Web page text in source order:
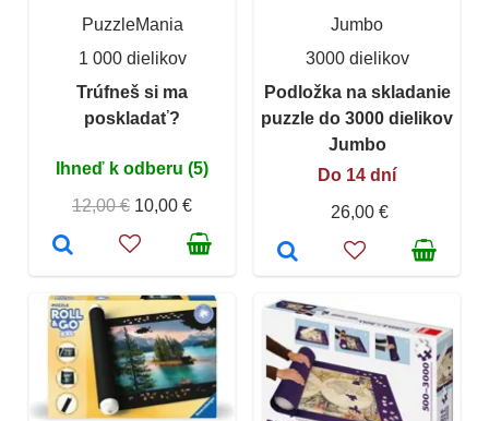
PuzzleMania
1 000 dielikov
Trúfneš si ma
poskladať?
Ihneď k odberu (5)
12,00 € 10,00 €
Jumbo
3000 dielikov
Podložka na skladanie
puzzle do 3000 dielikov
Jumbo
Do 14 dní
26,00 €